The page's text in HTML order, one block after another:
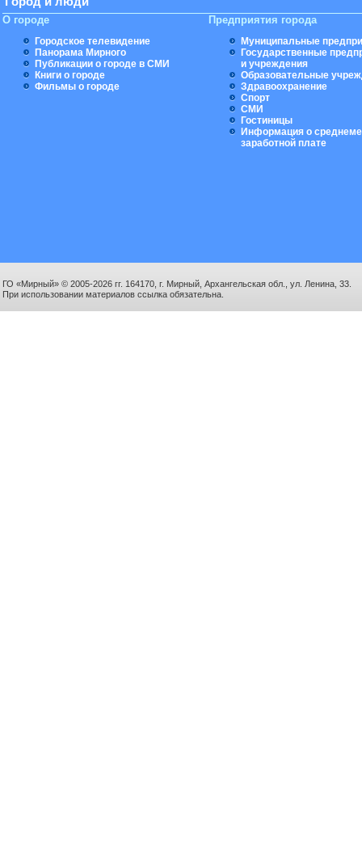
О городе
Городское телевидение
Панорама Мирного
Публикации о городе в СМИ
Книги о городе
Фильмы о городе
Предприятия города
Муниципальные
Государственные
и учреждения
Образовательные
Здравоохранение
Спорт
СМИ
Гостиницы
Информация о
заработной плате
ГО «Мирный» © 2005-2026 гг. 164170, г. Мирный, Архангельская обл., ул. Ленина, 33.
При использовании материалов ссылка обязательна.